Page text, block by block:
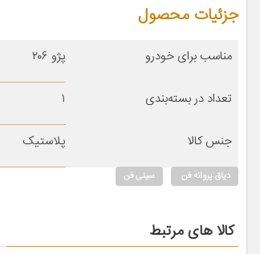
جزئیات محصول
مناسب برای خودرو پژو ۲۰۶
تعداد در بسته‌بندی ۱
جنس کالا پلاستیک
دیاق پروانه فن سینی فن
کالا های مرتبط